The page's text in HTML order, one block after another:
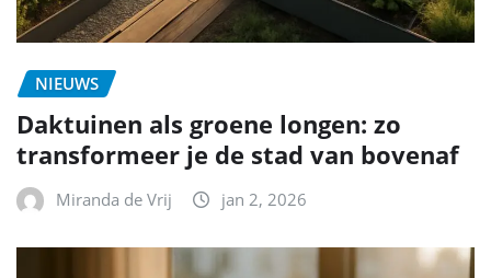
NIEUWS
Daktuinen als groene longen: zo
transformeer je de stad van bovenaf
Miranda de Vrij jan 2, 2026